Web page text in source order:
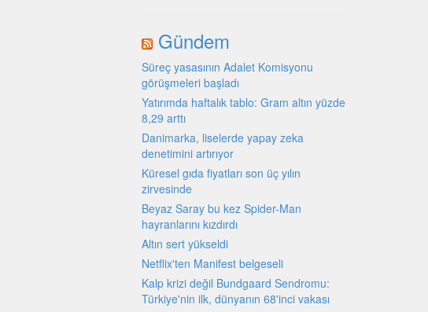
Gündem
Süreç yasasının Adalet Komisyonu
görüşmeleri başladı
Yatırımda haftalık tablo: Gram altın yüzde
8,29 arttı
Danimarka, liselerde yapay zeka
denetimini artırıyor
Küresel gıda fiyatları son üç yılın
zirvesinde
Beyaz Saray bu kez Spider-Man
hayranlarını kızdırdı
Altın sert yükseldi
Netflix'ten Manifest belgeseli
Kalp krizi değil Bundgaard Sendromu:
Türkiye'nin ilk, dünyanın 68'inci vakası